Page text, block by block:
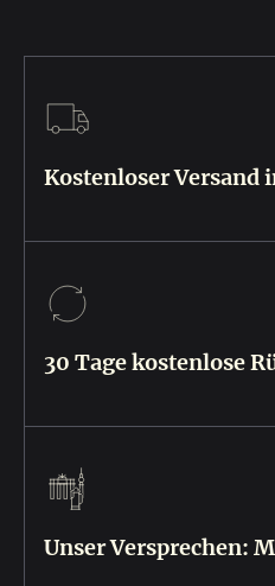
Kostenloser Versand
30 Tage kostenlose
Unser Versprechen: